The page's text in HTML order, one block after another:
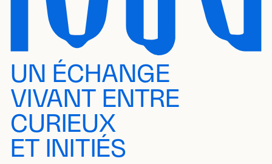
UN ÉCHANGE
VIVANT ENTRE
CURIEUX
ET INITIÉS